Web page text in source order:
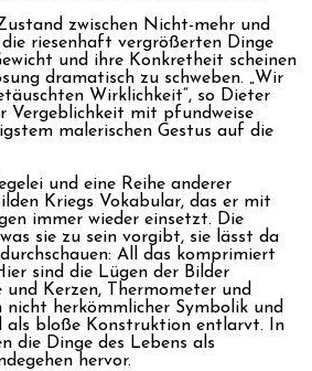
zwischen Nicht-mehr und
riesenhaft vergrößerten Dinge
und ihre Konkretheit scheinen
dramatisch zu schweben. „Wir
Wirklichkeit“, so Dieter
Vergeblichkeit mit pfundweise
malerischen Gestus auf die
und eine Reihe anderer
Kriegs Vokabular, das er mit
immer wieder einsetzt. Die
sie zu sein vorgibt, sie lässt da
All das komprimiert
sind die Lügen der Bilder
und Kerzen, Thermometer und
nicht herkömmlicher Symbolik und
als bloße Konstruktion entlarvt. In
die Dinge des Lebens als
hervor.